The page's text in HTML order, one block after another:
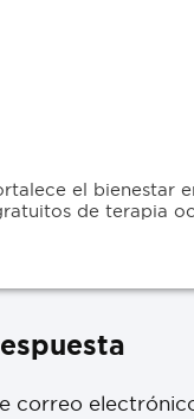
el bienestar
de terapia
correo